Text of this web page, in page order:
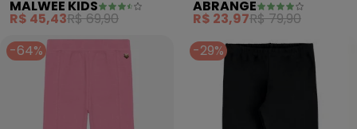
(Preto)
MALWEE KIDS
R$ 45,43R$ 69,90
Ursinho (Rosa)
ABRANGE
R$ 23,97R$ 79,90
-64%
-29%